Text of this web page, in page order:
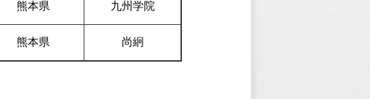
熊本県 九州学院
熊本県 尚絅